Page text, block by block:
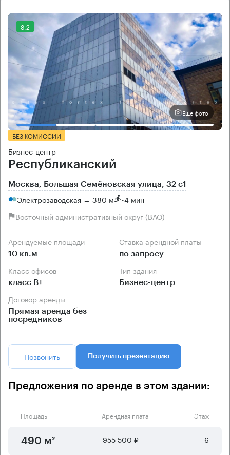
8.2
Еще фото
БЕЗ КОМИССИИ
Бизнес-центр
Республиканский
Москва, Большая Семёновская улица, 32 с1
Электрозаводская → 380 м ~4 мин
Восточный административный округ (ВАО)
Арендуемые площади
10 кв.м
Ставка арендной платы
по запросу
Класс офисов
класс B+
Тип здания
Бизнес-центр
Договор аренды
Прямая аренда без
посредников
Позвонить Получить презентацию
Предложения по аренде в этом здании:
Площадь Арендная плата Этаж
490 м² 955 500 ₽ 6